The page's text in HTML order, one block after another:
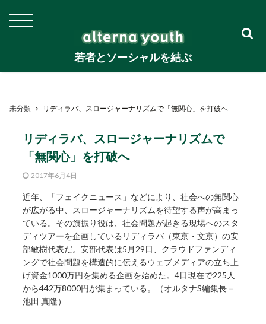
若者とソーシャルを結ぶ
未分類 リディラバ、スロージャーナリズムで「無関心」を打破へ
リディラバ、スロージャーナリズムで
「無関心」を打破へ
2017年6月4日
近年、「フェイクニュース」などにより、社会への無関心
が広がる中、スロージャーナリズムを待望する声が高まっ
ている。その旗振り役は、社会問題が起きる現場へのスタ
ディツアーを企画しているリディラバ（東京・文京）の安
部敏樹代表だ。安部代表は5月29日、クラウドファンディ
ングで社会問題を構造的に伝えるウェブメディアの立ち上
げ資金1000万円を集める企画を始めた。4日現在で225人
から442万8000円が集まっている。（オルタナS編集長＝
池田 真隆）